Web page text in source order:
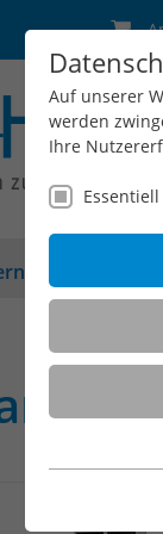
Auf unserer
werden
Ihre
Essentiell
Essentielle